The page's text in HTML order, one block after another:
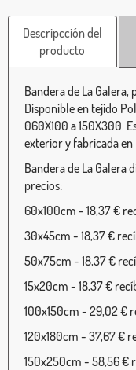
Descripcción del
producto
Bandera de La Galera,
Disponible en tejido
060X100 a 150X300.
exterior y fabricada en
Bandera de La Galera
precios:
60x100cm - 18,37 €
30x45cm - 18,37 €
50x75cm - 18,37 €
15x20cm - 18,37 €
100x150cm - 29,02 €
120x180cm - 37,67 €
150x250cm - 58,56 €